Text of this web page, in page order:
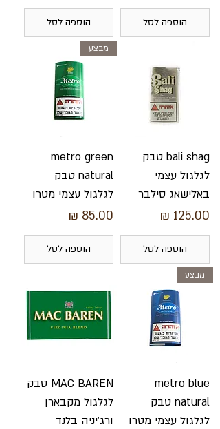
הוספה לסל הוספה לסל
bali shag טבק
לגלגול עצמי
באלישאג סילבר
מחיר
הוספה לסל
מבצע
metro green
natural טבק
לגלגול עצמי מטרו
מחיר
הוספה לסל
מבצע
metro blue
natural טבק
לגלגול עצמי מטרו
MAC BAREN טבק
לגלגול מקבארן
ורג'יניה בלנד